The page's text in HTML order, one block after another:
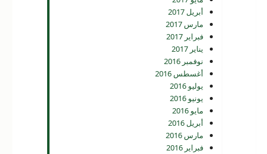
أبريل 2017
مارس 2017
فبراير 2017
يناير 2017
نوفمبر 2016
أغسطس 2016
يوليو 2016
يونيو 2016
مايو 2016
أبريل 2016
مارس 2016
فبراير 2016